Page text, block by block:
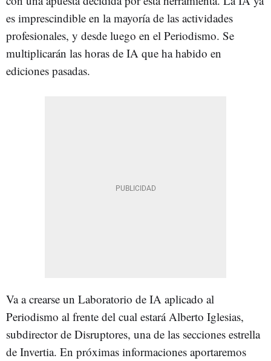
es imprescindible en la mayoría de las actividades
profesionales, y desde luego en el Periodismo. Se
multiplicarán las horas de IA que ha habido en
ediciones pasadas.
Va a crearse un Laboratorio de IA aplicado al
Periodismo al frente del cual estará Alberto Iglesias,
subdirector de Disruptores, una de las secciones estrella
de Invertia. En próximas informaciones aportaremos